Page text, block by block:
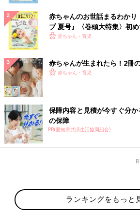
赤ちゃんのお世話まるわか
ブ 夏号』〈巻頭大特集〉初
く！ おっぱい・ミルクの基本
赤ちゃん・育児
赤ちゃんが生まれたら！2冊
赤ちゃん・育児
保障内容と見積が今すぐ分
の保障
PR(愛知県共済生活協同組合)
ランキングをもっと